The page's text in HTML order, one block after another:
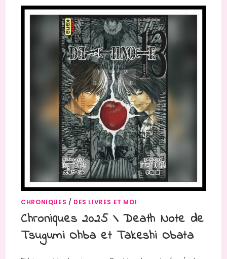
CHRONIQUES / DES LIVRES ET MOI
Chroniques 2025 \ Death Note de
Tsugumi Ohba et Takeshi Obata